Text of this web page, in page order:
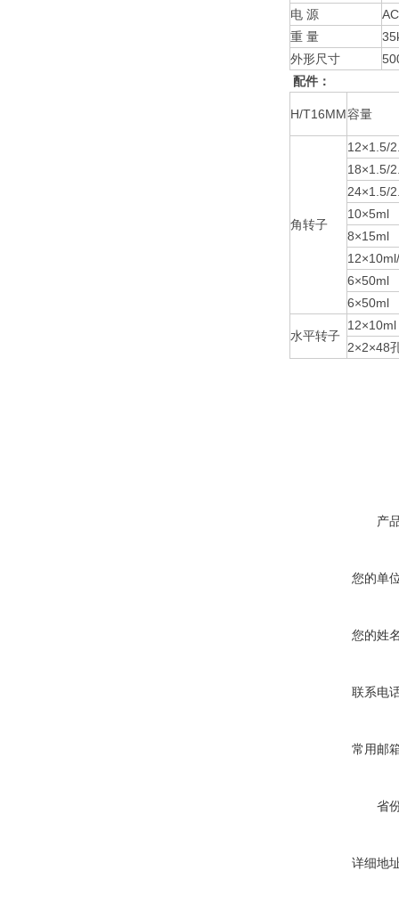
电 源
重 量
外形尺寸
配件：
H/T16MM容量
角转子
12×1.5/
18×1.5/
24×1.5/
10×5ml
8×15ml
6×50ml
6×50ml
水平转子
12×10ml
2×2×48
产
您的单
您的姓
联系电
常用邮
省
详细地